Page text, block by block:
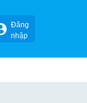
Đăng
nhập